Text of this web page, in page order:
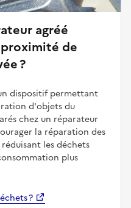
agréé
de
?
dispositif permettant
d'objets du
chez un réparateur
la réparation des
les déchets
plus
?